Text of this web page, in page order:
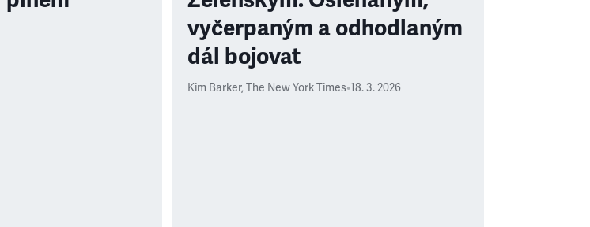
vyčerpaným a odhodlaným
dál bojovat
Kim Barker, The New York Times•18. 3. 2026